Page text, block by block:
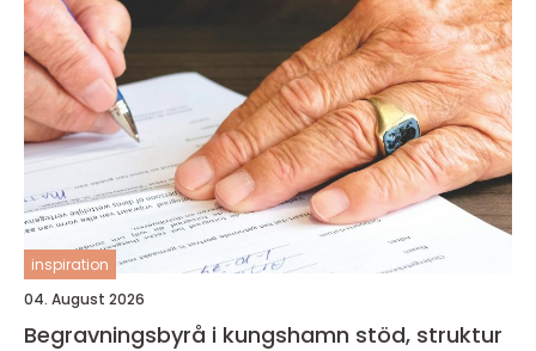
inspiration
04. August 2026
Begravningsbyrå i kungshamn stöd, struktur